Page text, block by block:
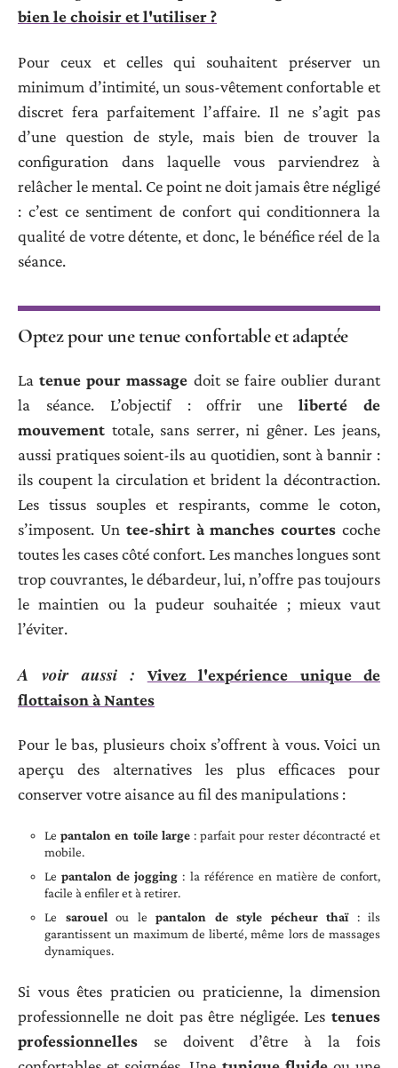
bien le choisir et l'utiliser ?
Pour ceux et celles qui souhaitent préserver un
minimum d’intimité, un sous-vêtement confortable et
discret fera parfaitement l’affaire. Il ne s’agit pas
d’une question de style, mais bien de trouver la
configuration dans laquelle vous parviendrez à
relâcher le mental. Ce point ne doit jamais être négligé
: c’est ce sentiment de confort qui conditionnera la
qualité de votre détente, et donc, le bénéfice réel de la
séance.
Optez pour une tenue confortable et adaptée
Latenue pour massage doit se faire oublier durant
la séance. L’objectif : offrir uneliberté de
mouvement totale, sans serrer, ni gêner. Les jeans,
aussi pratiques soient-ils au quotidien, sont à bannir :
ils coupent la circulation et brident la décontraction.
Les tissus souples et respirants, comme le coton,
s’imposent. Un tee-shirt à manches courtes coche
toutes les cases côté confort. Les manches longues sont
trop couvrantes, le débardeur, lui, n’offre pas toujours
le maintien ou la pudeur souhaitée ; mieux vaut
l’éviter.
A voir aussi :
Vivez l'expérience unique de
flottaison à Nantes
Pour le bas, plusieurs choix s’offrent à vous. Voici un
aperçu des alternatives les plus efficaces pour
conserver votre aisance au fil des manipulations :
Lepantalon en toile large: parfait pour rester décontracté et
mobile.
Lepantalon de jogging : la référence en matière de confort,
facile à enfiler et à retirer.
Le sarouelou le pantalon de style pécheur thaï: ils
garantissent un maximum de liberté, même lors de massages
dynamiques.
Si vous êtes praticien ou praticienne, la dimension
professionnelle ne doit pas être négligée. Les tenues
professionnelles se doivent d’être à la fois